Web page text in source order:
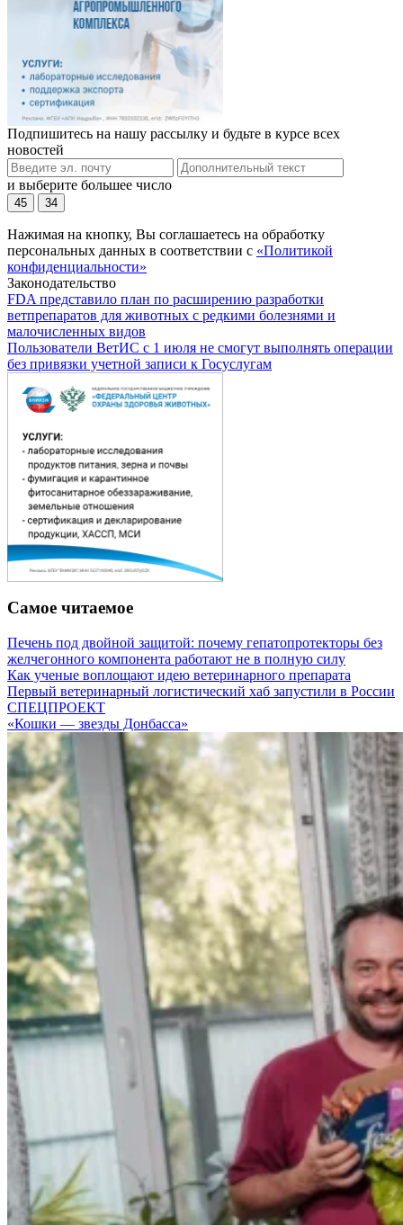
Подпишитесь на нашу рассылку и будьте в курсе всех
новостей
и выберите большее число
45 34
Нажимая на кнопку, Вы соглашаетесь на обработку
персональных данных в соответствии с «Политикой
конфиденциальности»
Законодательство
FDA представило план по расширению разработки
ветпрепаратов для животных с редкими болезнями и
малочисленных видов
Пользователи ВетИС с 1 июля не смогут выполнять операции
без привязки учетной записи к Госуслугам
Самое читаемое
Печень под двойной защитой: почему гепатопротекторы без
желчегонного компонента работают не в полную силу
Как ученые воплощают идею ветеринарного препарата
Первый ветеринарный логистический хаб запустили в России
СПЕЦПРОЕКТ
«Кошки — звезды Донбасса»